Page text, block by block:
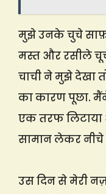
मुझे उनके चुचे
मस्त और रसीले
चाची ने मुझे देखा
का कारण पूछा.
एक तरफ लिटाया
सामान लेकर
उस दिन से मेरी